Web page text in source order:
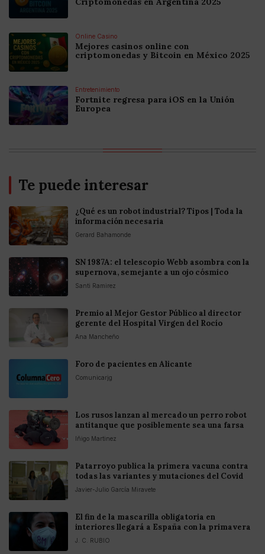
Online Casino
Mejores casinos online con
criptomonedas y Bitcoin en México 2025
Entretenimiento
Fortnite regresa para iOS en la Unión
Europea
Te puede interesar
¿Qué es un robot industrial? Tipos | Toda la
información necesaria
Gerard Bahamonde
SN 1987A: el telescopio Webb asombra con la
supernova, semejante a un ojo cósmico
Santi Ramirez
Premio al Mejor Gestor Público al director
gerente del Hospital Virgen del Rocío
Ana Mancheño
Foro de pacientes en Alicante
Comunicarjg
Los rusos lanzan al mercado un perro robot
antitanque que posiblemente sea una farsa
Iñigo Martinez
Patarroyo publica la primera vacuna contra
todas las variantes y mutaciones del Covid
Javier-Julio García Miravete
El fin de la mascarilla obligatoria en
interiores llegará a España con la primavera
J. C. RUBIO